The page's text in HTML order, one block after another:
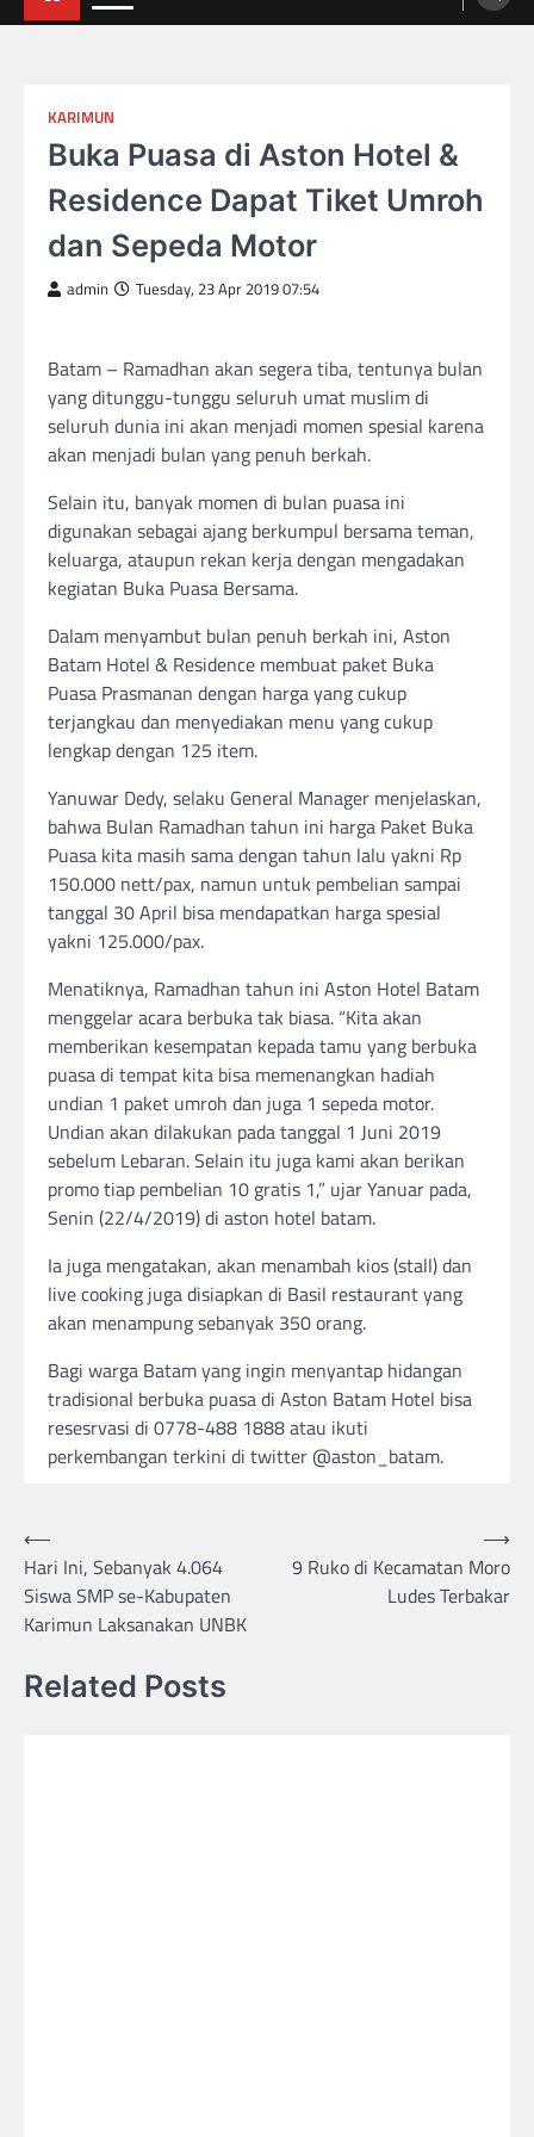
KARIMUN
Buka Puasa di Aston Hotel &
Residence Dapat Tiket Umroh
dan Sepeda Motor
admin Tuesday, 23 Apr 2019 07:54
Batam – Ramadhan akan segera tiba, tentunya bulan
yang ditunggu-tunggu seluruh umat muslim di
seluruh dunia ini akan menjadi momen spesial karena
akan menjadi bulan yang penuh berkah.
Selain itu, banyak momen di bulan puasa ini
digunakan sebagai ajang berkumpul bersama teman,
keluarga, ataupun rekan kerja dengan mengadakan
kegiatan Buka Puasa Bersama.
Dalam menyambut bulan penuh berkah ini, Aston
Batam Hotel & Residence membuat paket Buka
Puasa Prasmanan dengan harga yang cukup
terjangkau dan menyediakan menu yang cukup
lengkap dengan 125 item.
Yanuwar Dedy, selaku General Manager menjelaskan,
bahwa Bulan Ramadhan tahun ini harga Paket Buka
Puasa kita masih sama dengan tahun lalu yakni Rp
150.000 nett/pax, namun untuk pembelian sampai
tanggal 30 April bisa mendapatkan harga spesial
yakni 125.000/pax.
Menatiknya, Ramadhan tahun ini Aston Hotel Batam
menggelar acara berbuka tak biasa. “Kita akan
memberikan kesempatan kepada tamu yang berbuka
puasa di tempat kita bisa memenangkan hadiah
undian 1 paket umroh dan juga 1 sepeda motor.
Undian akan dilakukan pada tanggal 1 Juni 2019
sebelum Lebaran. Selain itu juga kami akan berikan
promo tiap pembelian 10 gratis 1,” ujar Yanuar pada,
Senin (22/4/2019) di aston hotel batam.
Ia juga mengatakan, akan menambah kios (stall) dan
live cooking juga disiapkan di Basil restaurant yang
akan menampung sebanyak 350 orang.
Bagi warga Batam yang ingin menyantap hidangan
tradisional berbuka puasa di Aston Batam Hotel bisa
resesrvasi di 0778-488 1888 atau ikuti
perkembangan terkini di twitter @aston_batam.
Post
navigation
⟵
Hari Ini, Sebanyak 4.064
Siswa SMP se-Kabupaten
Karimun Laksanakan UNBK
9 Ruko di Kecamatan Moro
Ludes Terbakar
⟶
Related Posts